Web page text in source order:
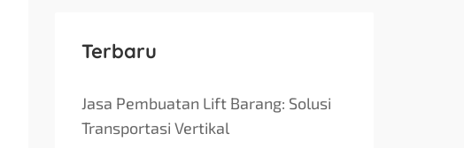
Terbaru
Jasa Pembuatan Lift Barang: Solusi
Transportasi Vertikal